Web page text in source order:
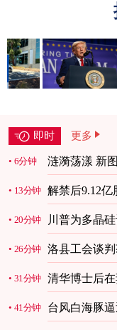
即时 更多
6分钟 涟漪荡漾 新
13分钟 解禁后9.12亿
20分钟 川普为多晶
26分钟 洛县工会谈
31分钟 清华博士后
41分钟 台风白海豚